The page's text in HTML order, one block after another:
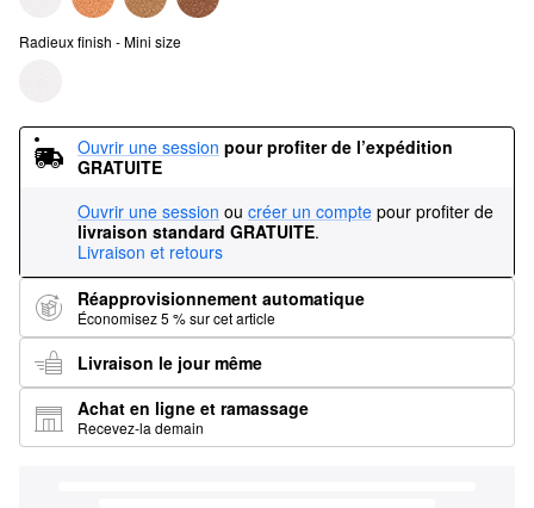
Radieux finish - Mini size
Ouvrir une session pour profiter de l’expédition
GRATUITE
Ouvrir une session ou créer un compte pour profiter de
livraison standard GRATUITE.
Livraison et retours
Réapprovisionnement automatique
Économisez 5 % sur cet article
Livraison le jour même
Achat en ligne et ramassage
Recevez-la demain